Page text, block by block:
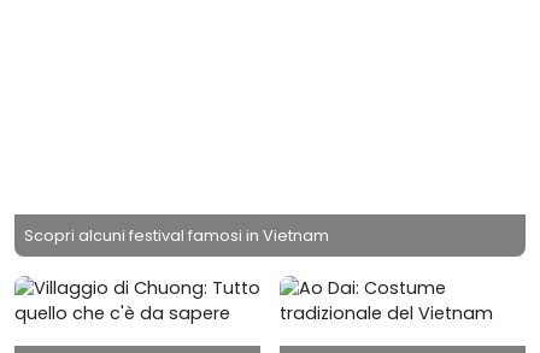
Scopri alcuni festival famosi in Vietnam